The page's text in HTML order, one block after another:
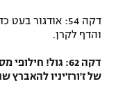
דקה 54: אודגור
והדף לקרן.
דקה 62: גול!
של ז'ורז'יניו להאברץ